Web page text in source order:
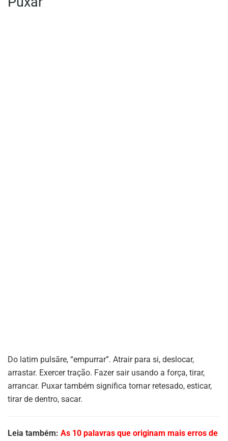
Do latim pulsāre, “empurrar”. Atrair para si, deslocar,
arrastar. Exercer tração. Fazer sair usando a força, tirar,
arrancar. Puxar também significa tornar retesado, esticar,
tirar de dentro, sacar.
Leia também: As 10 palavras que originam mais erros de